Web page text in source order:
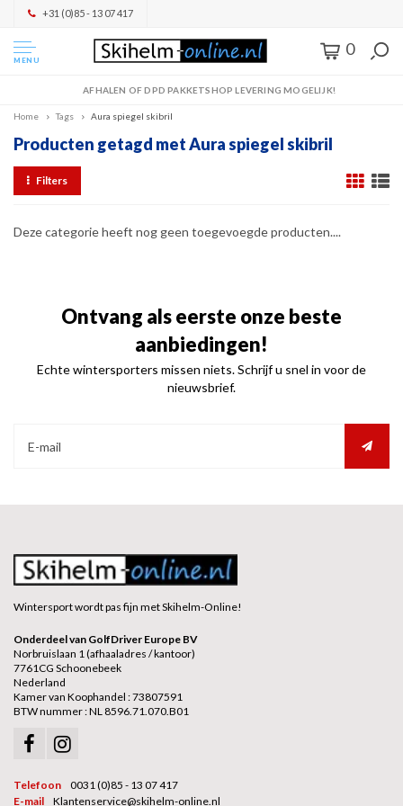
+31 (0)85 - 13 07 417
MENU
0
AFHALEN OF DPD PAKKETSHOP LEVERING MOGELIJK!
Home Tags Aura spiegel skibril
Producten getagd met Aura spiegel skibril
Filters
Deze categorie heeft nog geen toegevoegde producten....
Ontvang als eerste onze beste
aanbiedingen!
Echte wintersporters missen niets. Schrijf u snel in voor de
nieuwsbrief.
Wintersport wordt pas fijn met Skihelm-Online!
Onderdeel van GolfDriver Europe BV
Norbruislaan 1 (afhaaladres / kantoor)
7761CG Schoonebeek
Nederland
Kamer van Koophandel : 73807591
BTW nummer : NL 8596.71.070.B01
Telefoon
0031 (0)85 - 13 07 417
E-mail
Klantenservice@skihelm-online.nl